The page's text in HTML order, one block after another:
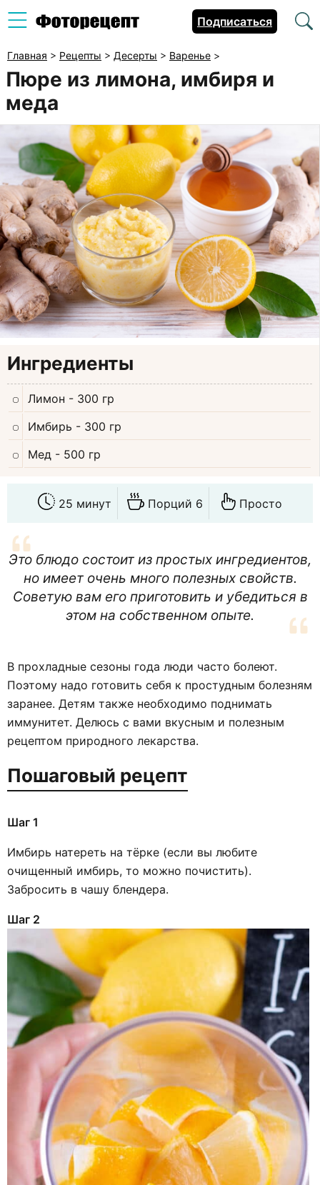
Подписаться
Главная > Рецепты > Десерты > Варенье >
Пюре из лимона, имбиря и
меда
Ингредиенты
Лимон - 300 гр
Имбирь - 300 гр
Мед - 500 гр
25 минут Порций 6 Просто
Это блюдо состоит из простых ингредиентов,
но имеет очень много полезных свойств.
Советую вам его приготовить и убедиться в
этом на собственном опыте.
В прохладные сезоны года люди часто болеют.
Поэтому надо готовить себя к простудным болезням
заранее. Детям также необходимо поднимать
иммунитет. Делюсь с вами вкусным и полезным
рецептом природного лекарства.
Пошаговый рецепт
Шаг 1
Имбирь натереть на тёрке (если вы любите
очищенный имбирь, то можно почистить).
Забросить в чашу блендера.
Шаг 2